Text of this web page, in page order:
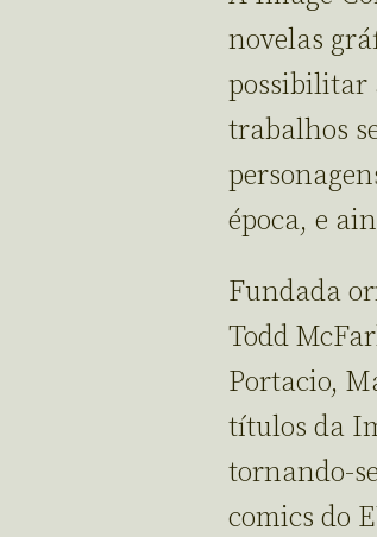
novelas
possibilitar
trabalhos
época, e
Fundada
Todd
Portacio,
títulos da
tornando-
comics do